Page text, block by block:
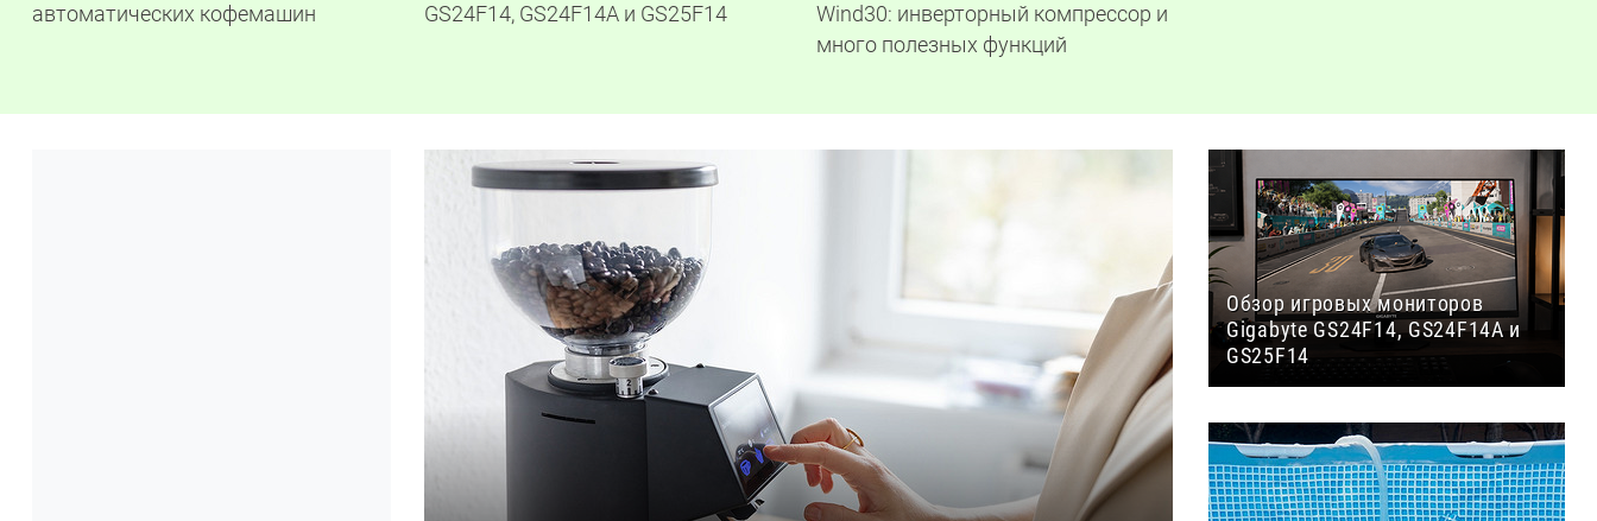
автоматических кофемашин
GS24F14, GS24F14А и GS25F14
Wind30: инверторный компрессор и
много полезных функций
Обзор игровых мониторов
Gigabyte GS24F14, GS24F14А и
GS25F14